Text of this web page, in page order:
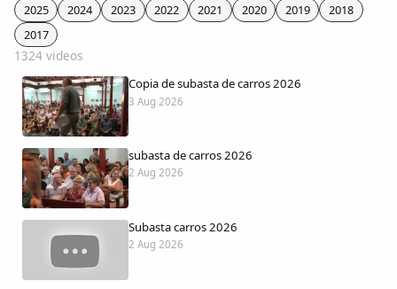
Biblioteca
Periódico Alconétar
Foros
Idiosincrasia
Diccionario
Traductor
2025
2024 2023 2022 2021 2020 2019
2018
2017
1324 videos
Copia de subasta de carros 2026
3 Aug 2026
subasta de carros 2026
2 Aug 2026
Subasta carros 2026
2 Aug 2026